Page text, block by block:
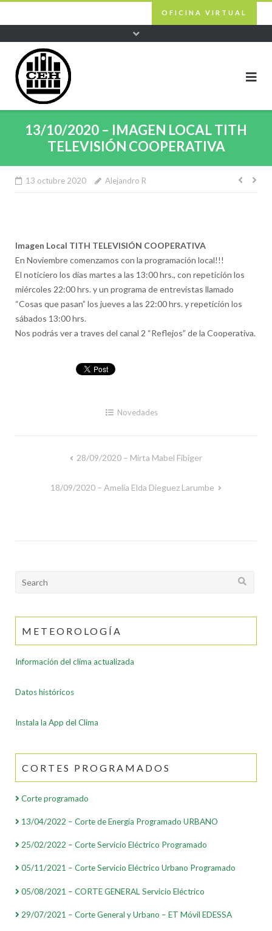
OFICINA VIRTUAL
13/10/2020 – IMAGEN LOCAL TITH
TELEVISIÓN COOPERATIVA
13 octubre 2020 Alejandro R
Imagen Local TITH TELEVISIÓN COOPERATIVA
En Noviembre comenzamos con la programación local!!!
El noticiero los días martes a las 13:00 hrs., con repetición los
miércoles 22:00 hrs. y un programa de entrevistas llamado
“Cosas que pasan” los jueves a las 22:00 hrs. y repetición los
sábados 13:00 hrs.
Nos podrás ver a traves del canal 2 “Reflejos” de la Cooperativa.
Novedades
28/09/2020 – Mirta Mabel Fibiger
18/09/2020 – Amelia Elda Dieguez Larumbe
Search
METEOROLOGÍA
Información del clima actualizada
Datos históricos
Instala la App del Clima
CORTES PROGRAMADOS
Corte programado
13/04/2022 – Corte de Energía Programado URBANO
25/02/2022 – Corte Servicio Eléctrico Programado
05/11/2021 – Corte Servicio Eléctrico Urbano Programado
05/08/2021 – CORTE GENERAL Servicio Eléctrico
29/07/2021 – Corte General y Urbano – ET Móvil EDESSA